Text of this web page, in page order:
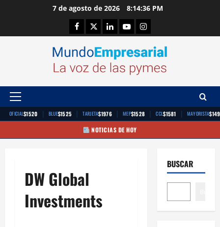
7 de agosto de 2026 8:14:36 PM
Facebook
TwitterLinkedinYoutubeInstagram
Menú
principal
OFICIAL$1520 | BLUE$1525 | TARJETA$1976 | MEP$1528 | CCL$1581 | MAYORISTA
NOTICIAS DE HOY
DW Global
Investments
BUSCAR